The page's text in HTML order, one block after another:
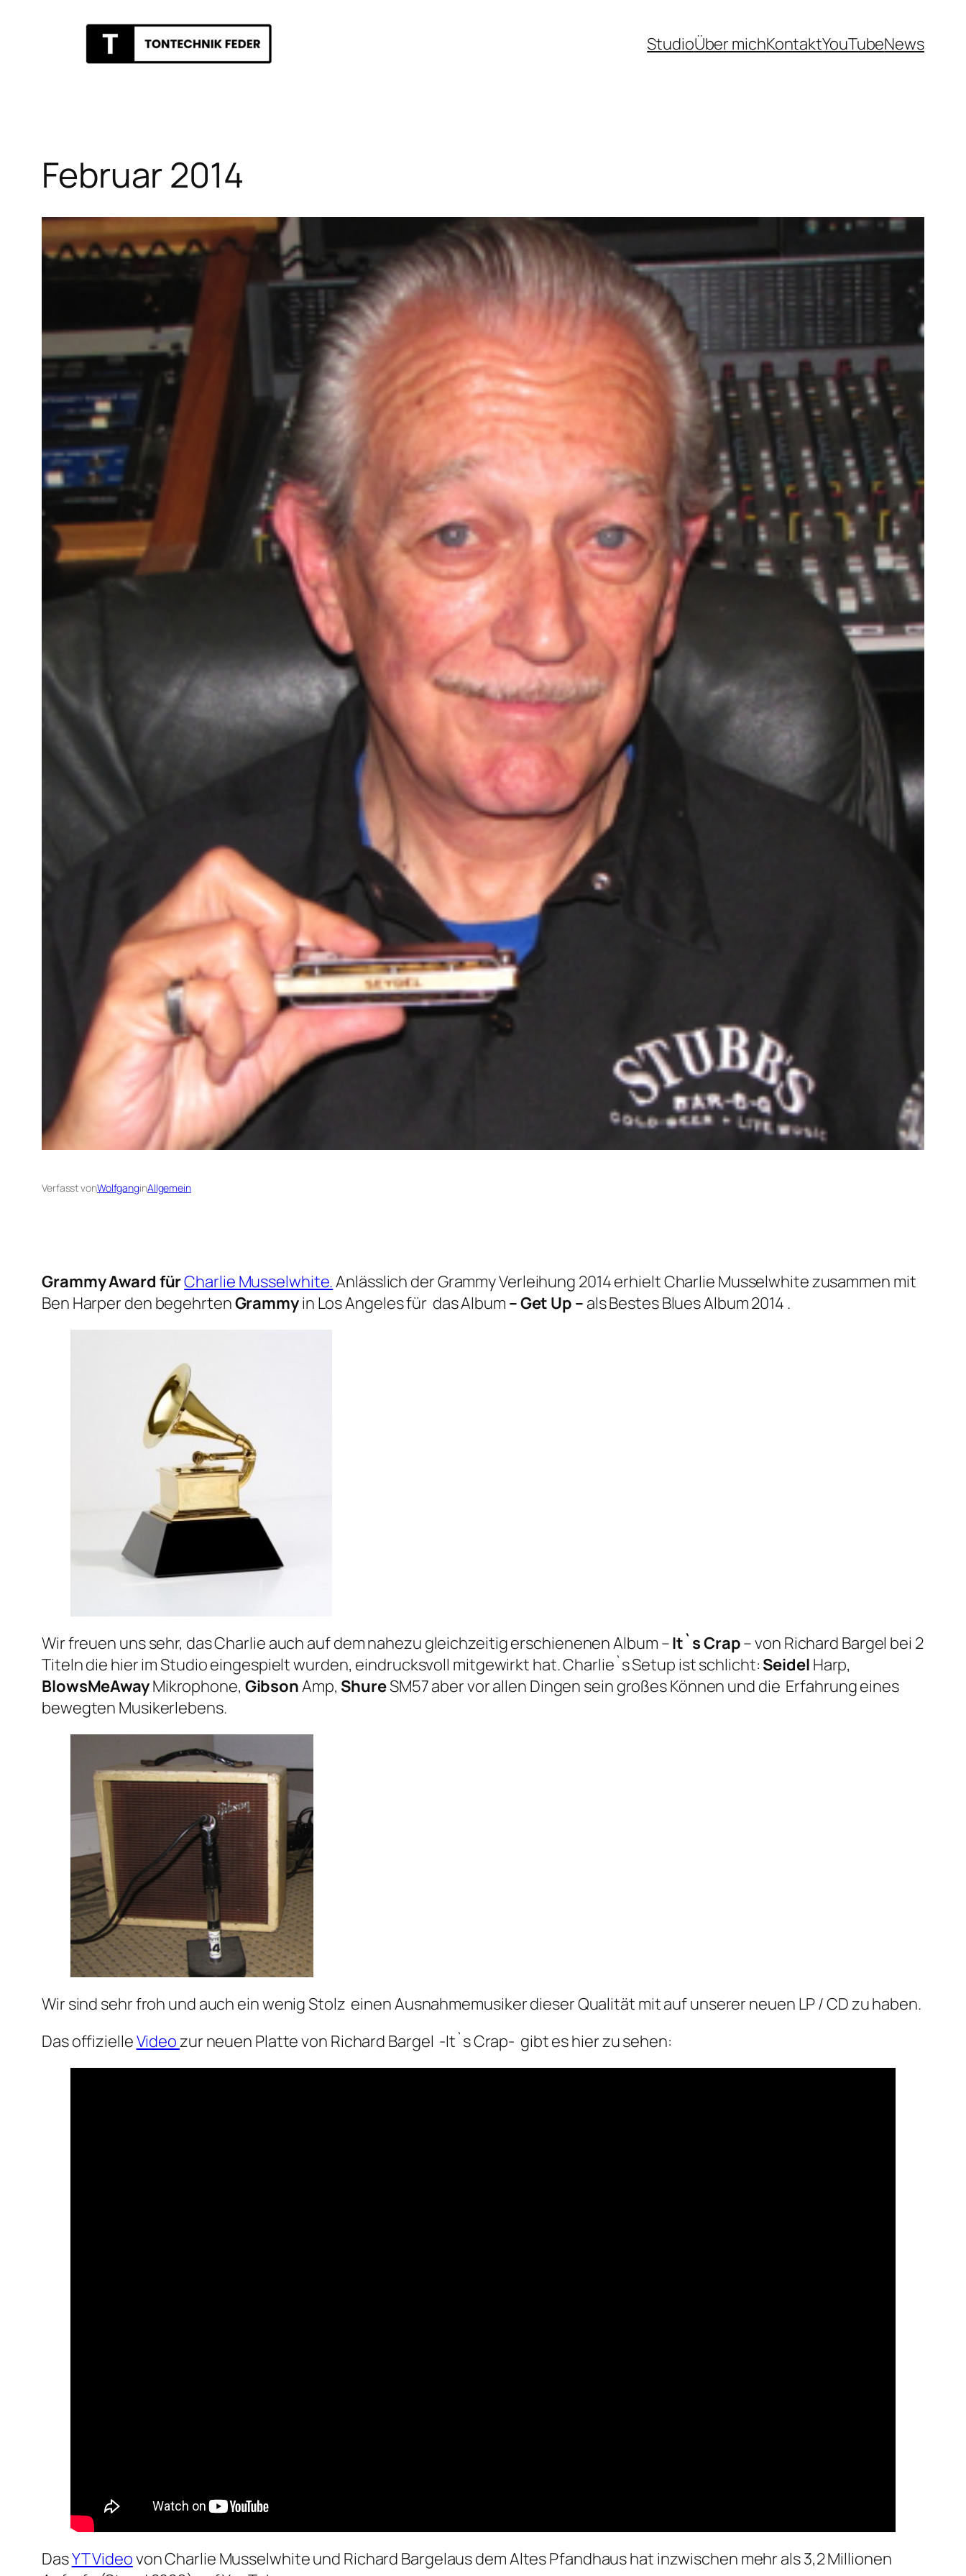
StudioÜber michKontaktYouTubeNews
Februar 2014
Verfasst vonWolfganginAllgemein
Grammy Award fürCharlie Musselwhite.Anlässlich der Grammy Verleihung 2014 erhielt Charlie Musselwhite zusammen mit
Ben Harper den begehrtenGrammyin Los Angeles für das Album – Get Up – als Bestes Blues Album 2014 .
Wir freuen uns sehr, das Charlie auch auf dem nahezu gleichzeitig erschienenen Album –It`s Crap– von Richard Bargel bei 2
Titeln die hier im Studio eingespielt wurden, eindrucksvoll mitgewirkt hat. Charlie`s Setup ist schlicht: Seidel Harp,
BlowsMeAwayMikrophone, GibsonAmp, ShureSM57 aber vor allen Dingen sein großes Können und die Erfahrung eines
bewegten Musikerlebens.
Wir sind sehr froh und auch ein wenig Stolz einen Ausnahmemusiker dieser Qualität mit auf unserer neuen LP / CD zu haben.
Das offizielleVideozur neuen Platte von Richard Bargel -It`s Crap- gibt es hier zu sehen:
DasYT Videovon Charlie Musselwhite und Richard Bargelaus demAltes Pfandhaushat inzwischen mehr als 3,2 Millionen